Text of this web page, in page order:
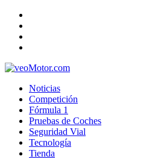
Noticias
Competición
Fórmula 1
Pruebas de Coches
Seguridad Vial
Tecnología
Tienda